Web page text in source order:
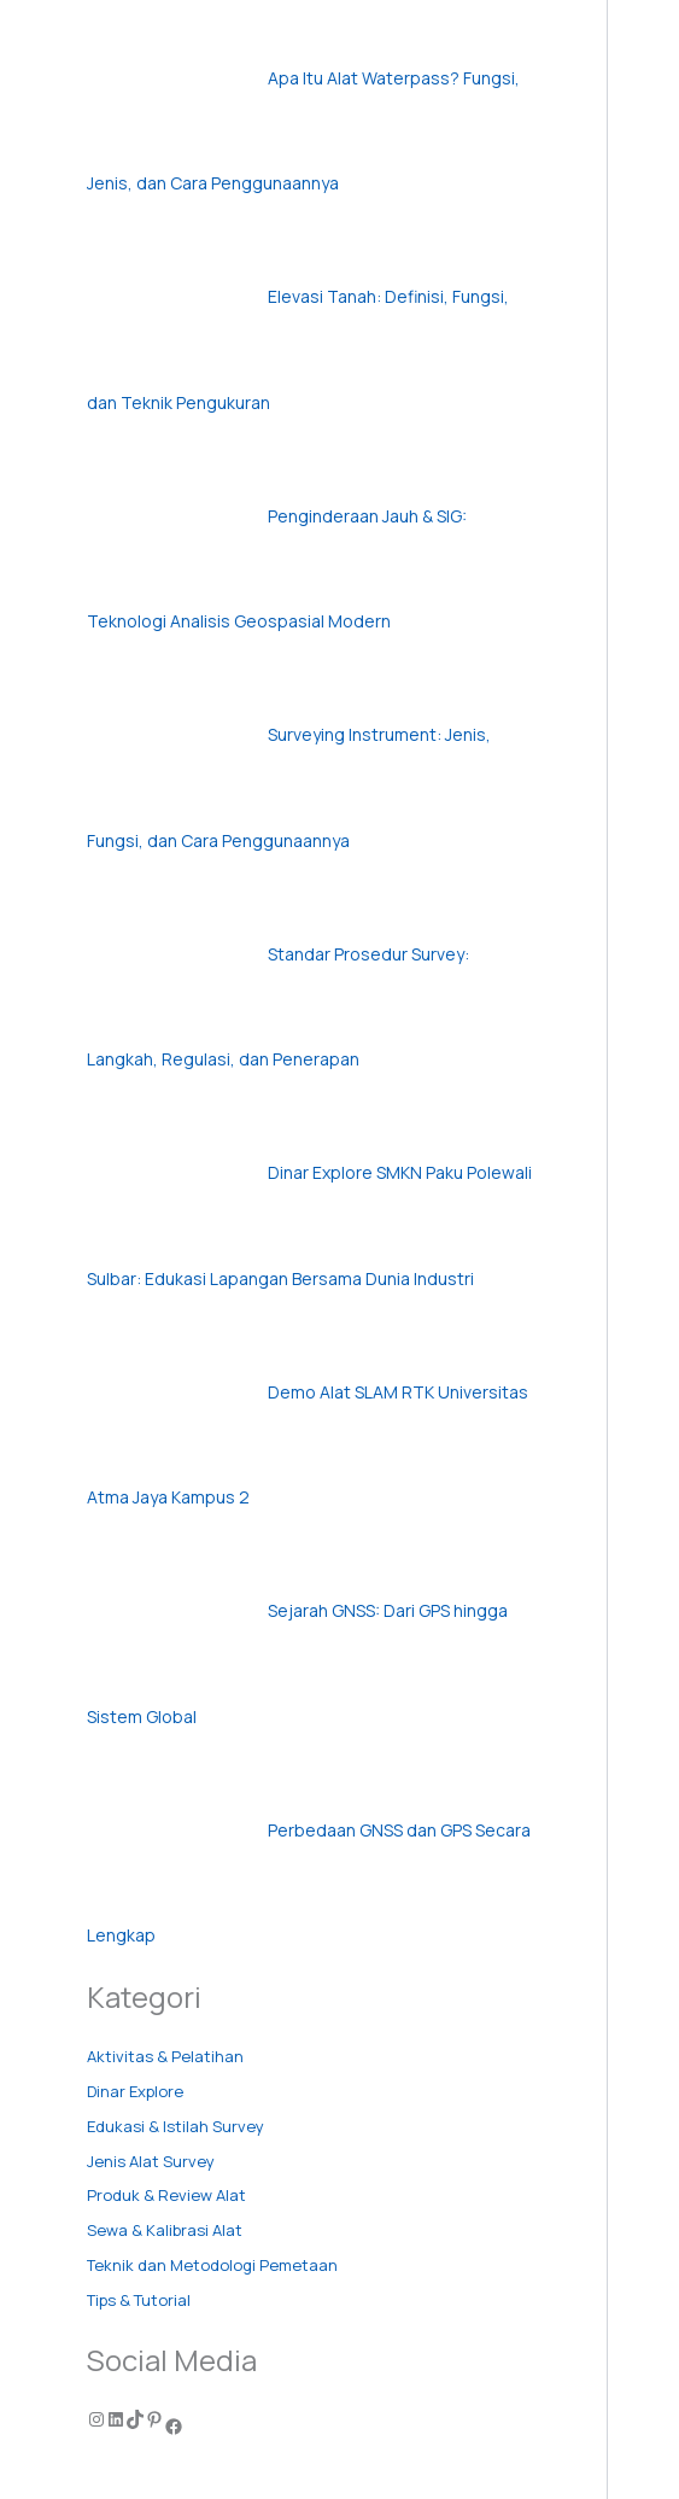
Apa Itu Alat Waterpass? Fungsi,
Jenis, dan Cara Penggunaannya
Elevasi Tanah: Definisi, Fungsi,
dan Teknik Pengukuran
Penginderaan Jauh & SIG:
Teknologi Analisis Geospasial Modern
Surveying Instrument: Jenis,
Fungsi, dan Cara Penggunaannya
Standar Prosedur Survey:
Langkah, Regulasi, dan Penerapan
Dinar Explore SMKN Paku Polewali
Sulbar: Edukasi Lapangan Bersama Dunia Industri
Demo Alat SLAM RTK Universitas
Atma Jaya Kampus 2
Sejarah GNSS: Dari GPS hingga
Sistem Global
Perbedaan GNSS dan GPS Secara
Lengkap
Kategori
Aktivitas & Pelatihan
Dinar Explore
Edukasi & Istilah Survey
Jenis Alat Survey
Produk & Review Alat
Sewa & Kalibrasi Alat
Teknik dan Metodologi Pemetaan
Tips & Tutorial
Social Media